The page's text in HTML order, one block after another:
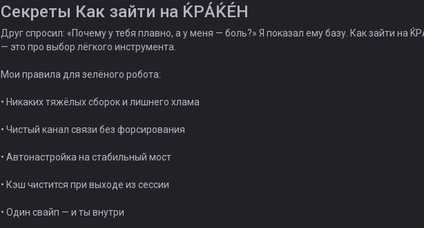
Секреты Как зайти на ЌРÁЌÉH
Друг спросил: «Почему у тебя плавно, а у меня — боль?» Я показал ему базу. Как зайти на
— это про выбор лёгкого инструмента.
Мои правила для зелёного робота:
• Никаких тяжёлых сборок и лишнего хлама
• Чистый канал связи без форсирования
• Автонастройка на стабильный мост
• Кэш чистится при выходе из сессии
• Один свайп — и ты внутри